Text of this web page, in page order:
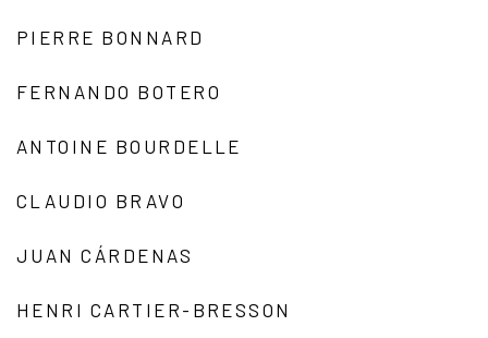
PIERRE BONNARD
FERNANDO BOTERO
ANTOINE BOURDELLE
CLAUDIO BRAVO
JUAN CÁRDENAS
HENRI CARTIER-BRESSON